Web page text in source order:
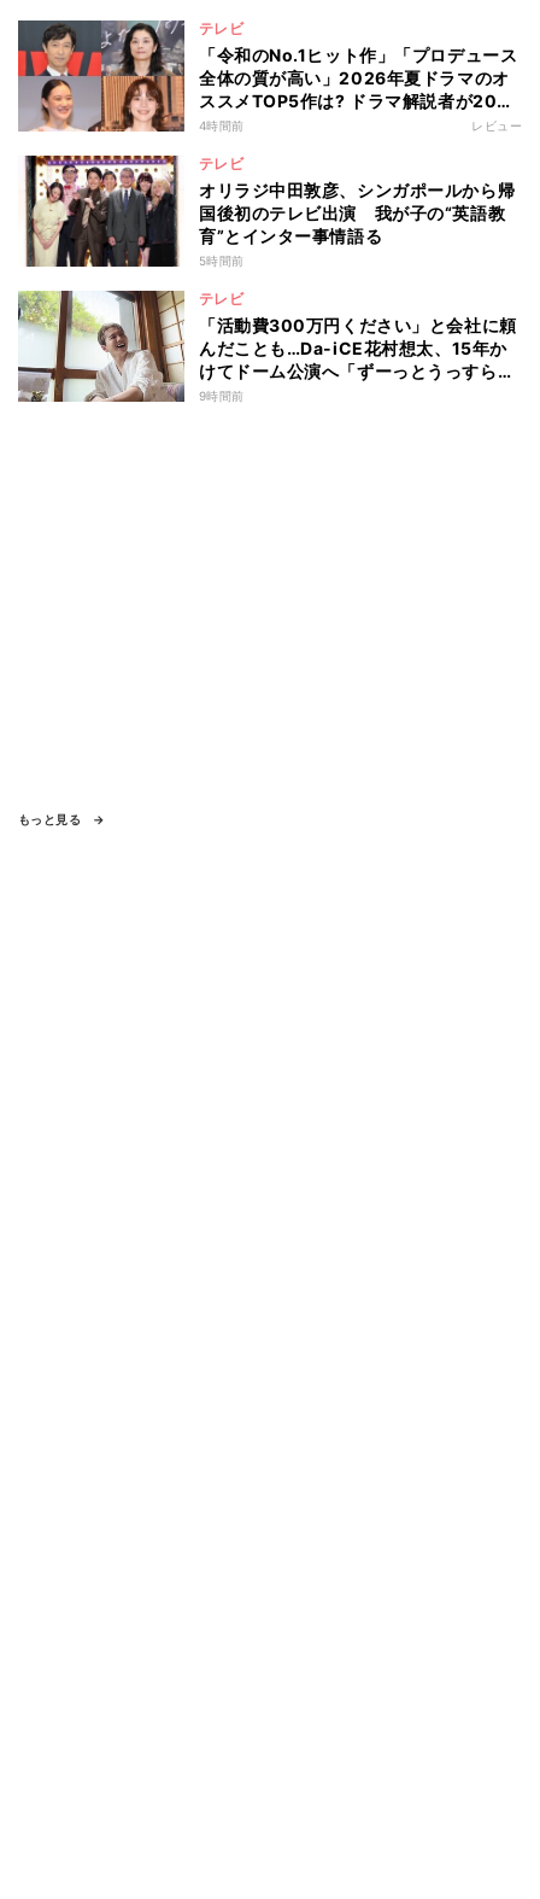
テレビ
「令和のNo.1ヒット作」「プロデュース
全体の質が高い」2026年夏ドラマのオ
ススメTOP5作は? ドラマ解説者が20作
の傾向を“視聴率無視”で徹底分析
4時間前 レビュー
テレビ
オリラジ中田敦彦、シンガポールから帰
国後初のテレビ出演 我が子の“英語教
育”とインター事情語る
5時間前
テレビ
「活動費300万円ください」と会社に頼
んだことも…Da-iCE花村想太、15年か
けてドーム公演へ「ずーっとうっすらや
けど右肩上がり続けられていた」
9時間前
もっと見る